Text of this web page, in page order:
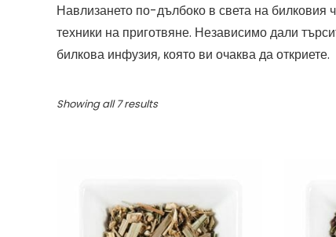
Навлизането по-дълбоко в света на билковия
техники на приготвяне. Независимо дали
билкова инфузия, която ви очаква да откриете.
Showing all 7 results